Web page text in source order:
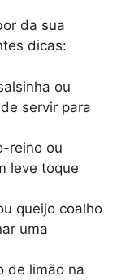
da sua
dicas:
ou
servir para
reino ou
leve toque
queijo coalho
uma
de limão na